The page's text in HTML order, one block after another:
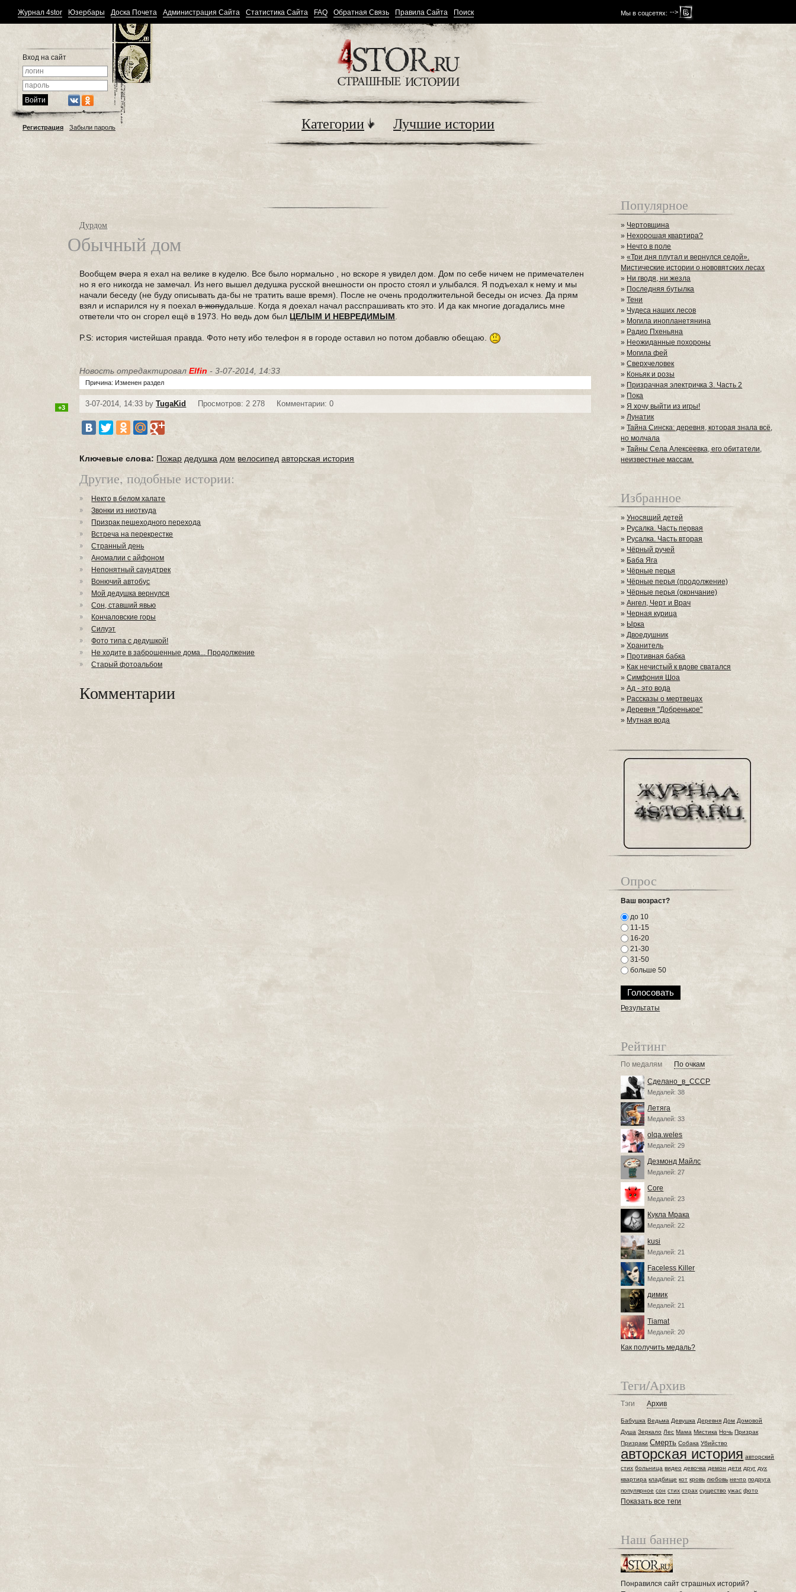
Мы в соцсетях: -->
Журнал 4stor Юзербары Доска Почета Администрация Сайта Статистика Сайта FAQ Обратная Связь Правила Сайта Поиск
Вход на сайт
Регистрация Забыли пароль Категории Лучшие истории
Дурдом
Обычный дом
Вообщем вчера я ехал на велике в куделю. Все было нормально , но вскоре я увидел дом. Дом по себе ничем не примечателен
но я его никогда не замечал. Из него вышел дедушка русской внешности он просто стоял и улыбался. Я подъехал к нему и мы
начали беседу (не буду описывать да-бы не тратить ваше время). После не очень продолжительной беседы он исчез. Да прям
взял и испарился ну я поехалв жопудальше. Когда я доехал начал расспрашивать кто это. И да как многие догадались мне
ответели что он сгорел ещё в 1973. Но ведь дом был ЦЕЛЫМ И НЕВРЕДИМЫМ
P.S: история чистейшая правда. Фото нету ибо телефон я в городе оставил но потом добавлю обещаю.
Новость отредактировалElfin - 3-07-2014, 14:33
Причина: Изменен раздел
3-07-2014, 14:33 byTugaKid Просмотров: 2 278 Комментарии: 0
+3
Ключевые слова: Пожар дедушка дом велосипед авторская история
Другие, подобные истории:
Некто в белом халате
Звонки из ниоткуда
Призрак пешеходного перехода
Встреча на перекрестке
Странный день
Аномалии с айфоном
Непонятный саундтрек
Вонючий автобус
Мой дедушка вернулся
Сон, ставший явью
Кончаловские горы
Силуэт
Фото типа с дедушкой!
Не ходите в заброшенные дома... Продолжение
Старый фотоальбом
Комментарии
Популярное
» Чертовщина
» Нехорошая квартира?
» Нечто в поле
»«Три дня плутал и вернулся седой».
Мистические истории о нововятских лесах
» Ни гводя, ни жезла
» Последняя бутылка
»Тени
» Чудеса наших лесов
» Могила инопланетянина
» Радио Пхеньяна
» Неожиданные похороны
» Могила фей
»Сверхчеловек
» Коньяк и розы
» Призрачная электричка 3. Часть 2
» Пока
»Я хочу выйти из игры!
»Лунатик
»Тайна Синска: деревня, которая знала всё,
но молчала
»Тайны Села Алексеевка, его обитатели,
неизвестные массам.
Избранное
»Уносящий детей
» Русалка. Часть первая
» Русалка. Часть вторая
» Чёрный ручей
» Баба Яга
»Чёрные перья
» Чёрные перья (продолжение)
» Чёрные перья (окончание)
»Ангел, Черт и Врач
» Черная курица
» Ырка
»Двоедушник
»Хранитель
» Противная бабка
» Как нечистый к вдове сватался
»Симфония Шоа
»Ад - это вода
» Рассказы о мертвецах
»Деревня "Добренькое"
» Мутная вода
Опрос
Ваш возраст?
до 10
11-15
16-20
21-30
31-50
больше 50
Результаты
Рейтинг
По медалям По очкам
Сделано_в_СССР
Медалей: 38
Летяга
Медалей: 33
olqa.weles
Медалей: 29
Дезмонд Майлс
Медалей: 27
Core
Медалей: 23
Кукла Мрака
Медалей: 22
kusi
Медалей: 21
Faceless Killer
Медалей: 21
димик
Медалей: 21
Tiamat
Медалей: 20
Как получить медаль?
Теги/Архив
Тэги Архив
Бабушка Ведьма Девушка Деревня Дом Домовой
Душа Зеркало Лес Мама Мистика Ночь Призрак
Призраки Смерть Собака Убийство
авторская история авторский
стих больница видео девочка демон дети друг дух
квартира кладбище кот кровь любовь нечто подруга
популярное сон стих страх существо ужас фото
Показать все теги
Наш баннер
Понравился сайт страшных историй?